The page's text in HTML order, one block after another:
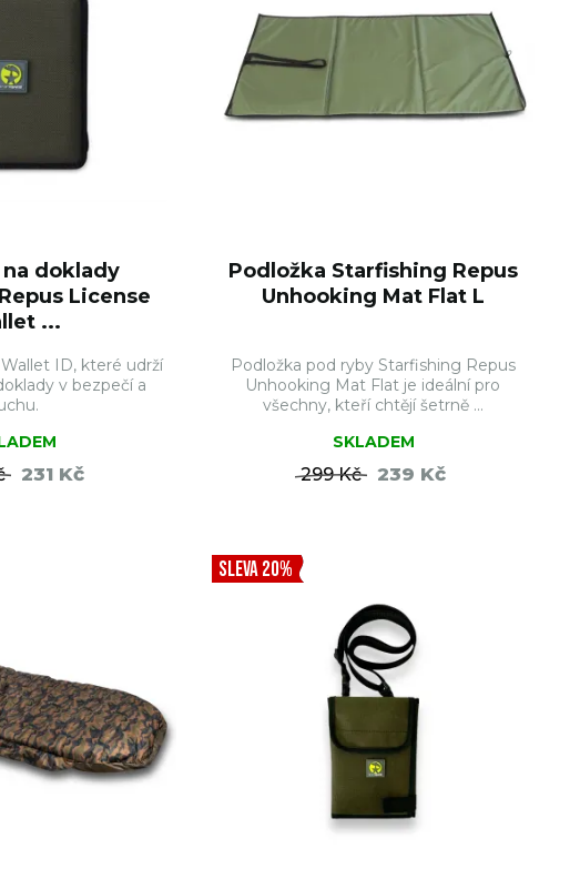
doklady
License
...
ID, které udrží
v bezpečí a
231 Kč
Podložka Starfishing Repus
Unhooking Mat Flat L
Podložka pod ryby Starfishing Repus
Unhooking Mat Flat je ideální pro
všechny, kteří chtějí šetrně ...
SKLADEM
299 Kč 239 Kč
SLEVA 20%